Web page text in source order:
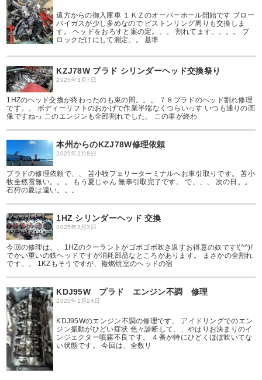
遠方からの御入庫車 １ＫＺのオーバーホール開始です ブロー
バイガスが少し多めなので ピストンリング周りも交換しま
す。 ヘッドをおろすと案の定。。。 割れてます。。。。 ブ
ロックだけにして測定。。 基準
KZJ78W プラド シリンダーヘッド交換祭り
2025年3月7日
1HZのヘッド交換が終わったのも束の間。。。 ７８プラドのヘッド割れ修理
です。。 ボディーリフトのおかげで作業半端なくつらいっす いつも通りの画
像ですねっ このエンジンも全部割れでした。 この車が終わ
本州からのKZJ78W修理依頼
2025年2月8日
プラドの修理依頼で、、 苫小牧フェリーターミナルへお車引取りです。 苫小
牧全然雪無い。。。 もう夏じゃん 無事引取完了です。 で、、、 次の日。。
石狩の夏は遠い。。。
1HZ シリンダーヘッド 交換
2025年2月3日
今回の修理は、、1HZのクーラントがゴボゴボ吹き返すお得意の奴です!(^^)!
でかい重いの鉄ヘッドですが消耗部品なところがあります。 まさかの全割れ
です。。 1KZもそうですが、複燃焼室のヘッドの宿
KDJ95W プラド エンジン不調 修理
2025年1月24日
KDJ95Wのエンジン不調の修理です。 アイドリングでのエン
ジン振動がひどい症状 色々診断して、、やはりお決まりのイ
ンジェクター噴霧不良です。 ４番が特にひどくほぼ吹いてな
い状態です。 今回は、全数リ